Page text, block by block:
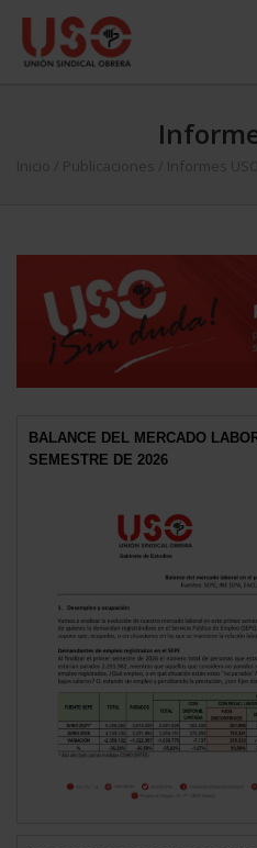
Inicio Publicaciones Informes USO
BALANCE DEL MERCADO
SEMESTRE DE 2026